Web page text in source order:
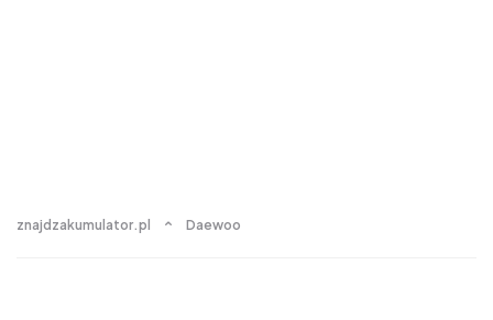
znajdzakumulator.pl Daewoo